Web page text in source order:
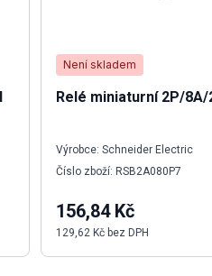
Není skladem
Relé miniaturní 2P/8A/
Výrobce: Schneider Electric
Číslo zboží: RSB2A080P7
156,84 Kč
129,62 Kč bez DPH